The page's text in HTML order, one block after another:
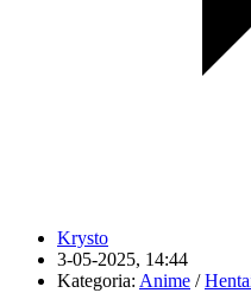
Krysto
3-05-2025, 14:44
Kategoria: Anime /